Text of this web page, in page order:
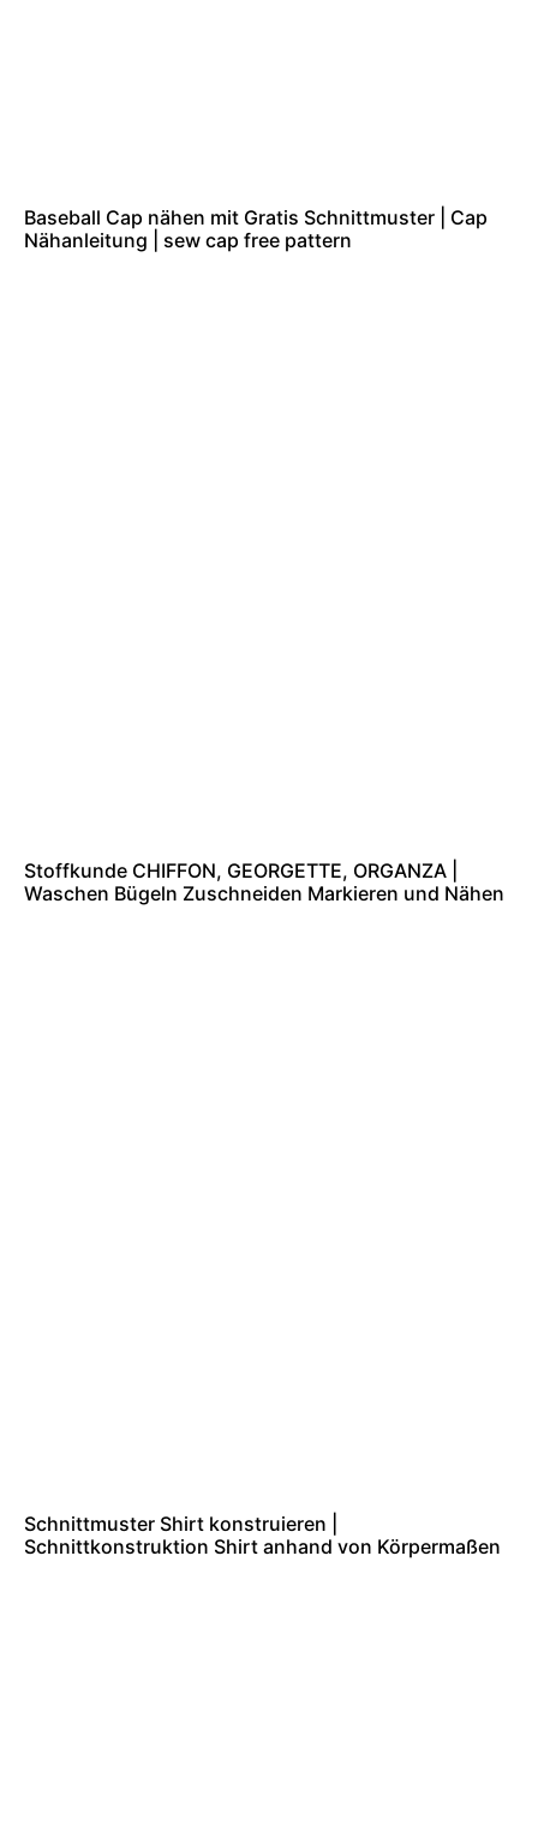
Baseball Cap nähen mit Gratis Schnittmuster | Cap
Nähanleitung | sew cap free pattern
Stoffkunde CHIFFON, GEORGETTE, ORGANZA |
Waschen Bügeln Zuschneiden Markieren und Nähen
Schnittmuster Shirt konstruieren |
Schnittkonstruktion Shirt anhand von Körpermaßen